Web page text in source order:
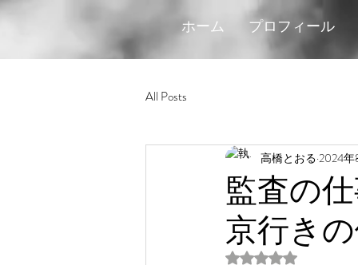
ホーム プロフィール
All Posts
監査の
京行き
高橋とおる 2024年
5つ星のうちNaN